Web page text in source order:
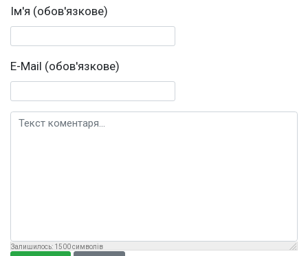
Ім'я (обов'язкове)
E-Mail (обов'язкове)
Текст коментаря
Залишилось: 1500символів